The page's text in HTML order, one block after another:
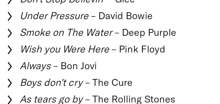
Under Pressure– David Bowie
Smoke on The Water– Deep Purple
Wish you Were Here– Pink Floyd
Always– Bon Jovi
Boys don't cry– The Cure
As tears go by– The Rolling Stones